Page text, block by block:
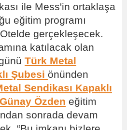
ile Mess'in ortaklaşa
eğitim programı
gerçekleşecek.
katılacak olan
Türk Metal
Şubesi önünden
Sendikası Kapaklı
Özden eğitim
sonrada devam